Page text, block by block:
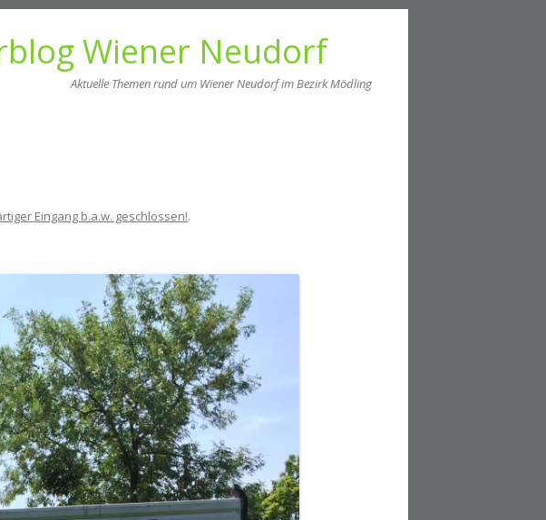
Wiener Neudorf
Aktuelle Themen rund um Wiener Neudorf im Bezirk Mödling
Eingang b.a.w. geschlossen!.